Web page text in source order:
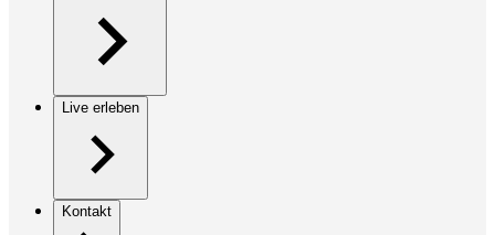
Live erleben
Kontakt